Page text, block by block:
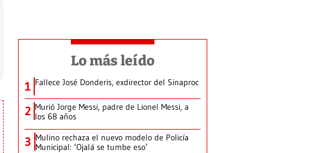
Lo más leído
1 Fallece José Donderis, exdirector del Sinaproc
2 Murió Jorge Messi, padre de Lionel Messi, a
los 68 años
3 Mulino rechaza el nuevo modelo de Policía
Municipal: ‘Ojalá se tumbe eso’